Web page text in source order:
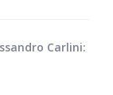
Carlini: